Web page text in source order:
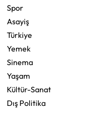
Spor
Asayiş
Türkiye
Yemek
Sinema
Yaşam
Kültür-Sanat
Dış Politika